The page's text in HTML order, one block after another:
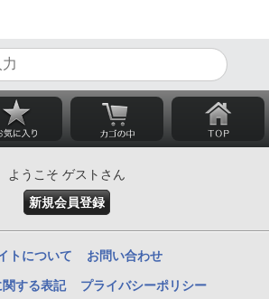
ようこそ ゲストさん
新規会員登録
トについて お問い合わせ
する表記 プライバシーポリシー